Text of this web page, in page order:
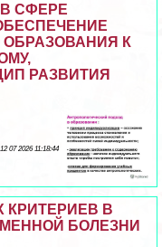
СФЕРЕ
К
РАЗВИТИЯ
12 07 2026 11:18:44
КРИТЕРИЕВ В
БОЛЕЗНИ